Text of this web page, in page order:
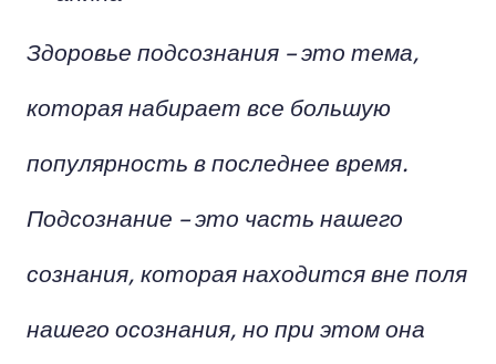
Здоровье подсознания – это тема,
которая набирает все большую
популярность в последнее время.
Подсознание – это часть нашего
сознания, которая находится вне поля
нашего осознания, но при этом она